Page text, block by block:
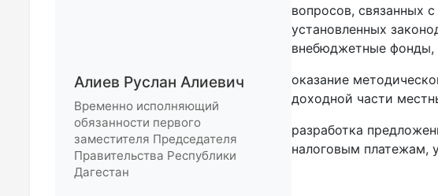
Алиев Руслан Алиевич
Временно исполняющий
обязанности первого
заместителя Председателя
Правительства Республики
Дагестан
вопросов, связанных
установленных
внебюджетные фонды,
оказание
доходной части
разработка
налоговым платежам,